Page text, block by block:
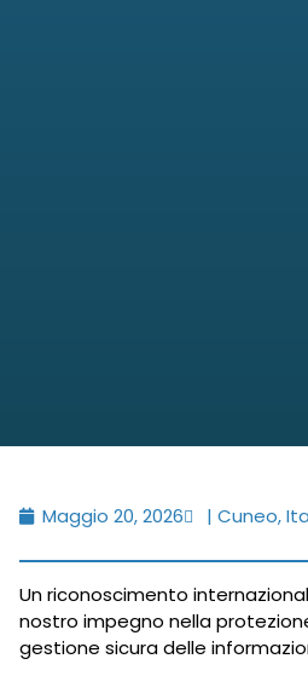
Maggio 20, 2026 | Cuneo,
Un riconoscimento
nostro impegno nella
gestione sicura delle